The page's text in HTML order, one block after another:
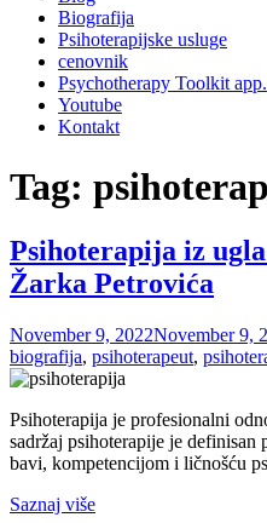
Biografija
Psihoterapijske usluge
cenovnik
Psychotherapy Toolkit app.
Youtube
Kontakt
Tag:
Psihoterapija iz
Žarka Petrovića
November 9, 2022November 9,
biografija, psihoterapeut,
Psihoterapija je profesionalni
sadržaj psihoterapije je definisan
bavi, kompetencijom i ličnošću
Saznaj više